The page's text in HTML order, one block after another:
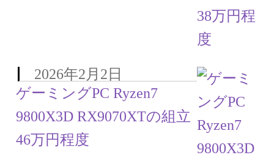
ゲーミングPC Ryzen7
9800X3D RX9070XTの組立
46万円程度
2026年2月2日